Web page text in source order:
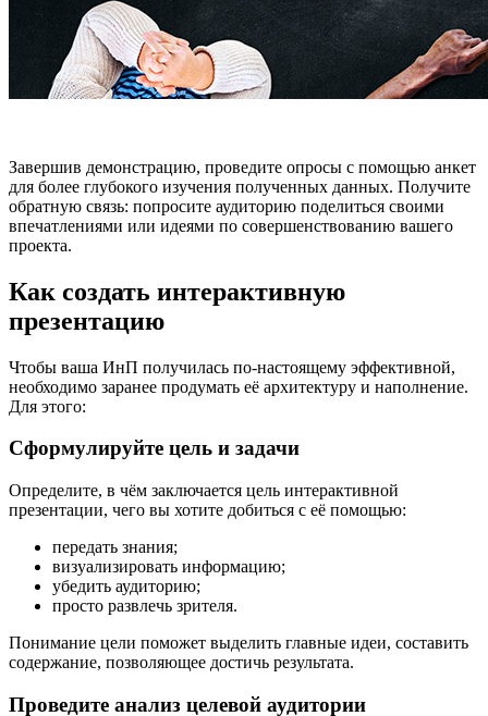
Завершив демонстрацию, проведите опросы с помощью анкет
для более глубокого изучения полученных данных. Получите
обратную связь: попросите аудиторию поделиться своими
впечатлениями или идеями по совершенствованию вашего
проекта.
Как создать интерактивную
презентацию
Чтобы ваша ИнП получилась по-настоящему эффективной,
необходимо заранее продумать её архитектуру и наполнение.
Для этого:
Сформулируйте цель и задачи
Определите, в чём заключается цель интерактивной
презентации, чего вы хотите добиться с её помощью:
передать знания;
визуализировать информацию;
убедить аудиторию;
просто развлечь зрителя.
Понимание цели поможет выделить главные идеи, составить
содержание, позволяющее достичь результата.
Проведите анализ целевой аудитории